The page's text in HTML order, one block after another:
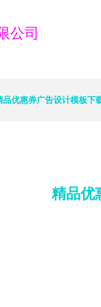
公司
品优惠券广告设计模板下
精品优